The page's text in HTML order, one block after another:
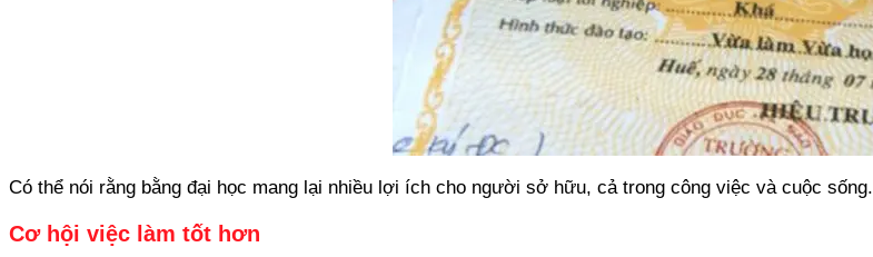
Có thể nói rằng bằng đại học mang lại nhiều lợi ích cho người sở hữu, cả trong công việc và cuộc sống.
Cơ hội việc làm tốt hơn